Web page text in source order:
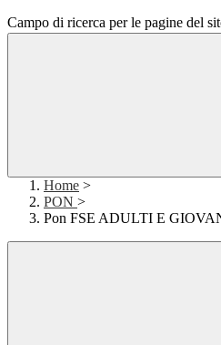
Campo di ricerca per le pagine del
Home >
PON >
Pon FSE ADULTI E